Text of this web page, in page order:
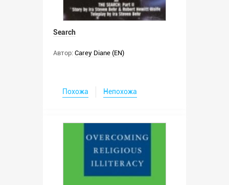
Search
Автор: Carey Diane (EN)
Похожа Непохожа